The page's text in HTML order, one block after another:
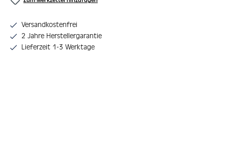
Versandkostenfrei
2 Jahre Herstellergarantie
Lieferzeit 1-3 Werktage